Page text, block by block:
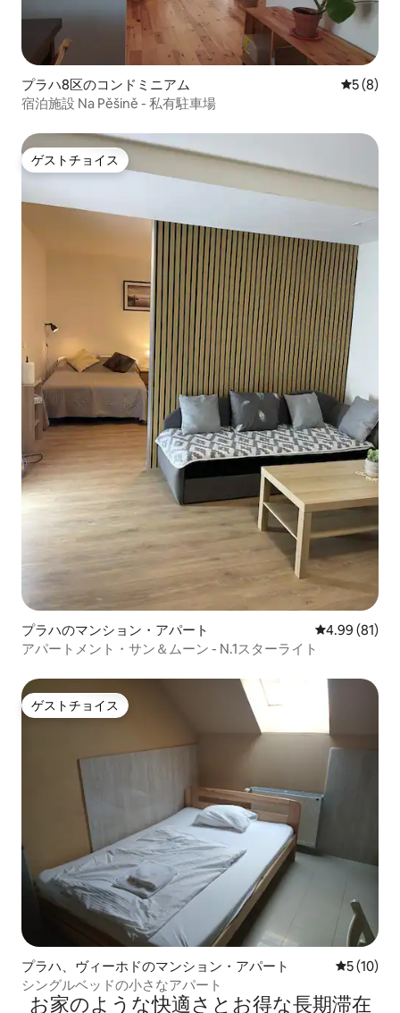
プラハ8区のコンドミニアム レビュー
5 (8)
宿泊施設 Na Pěšině - 私有駐車場
ゲストチョイス
ゲストチョイス
プラハのマンション・アパート レビュー81
4.99 (81)
アパートメント・サン＆ムーン - N.1スターライト
ゲストチョイス
ゲストチョイス
プラハ、ヴィーホドのマンション・アパート レビュー
5 (10)
シングルベッドの小さなアパート
お家のような快⁠適⁠さ⁠とお⁠得⁠な長⁠期⁠滞⁠在